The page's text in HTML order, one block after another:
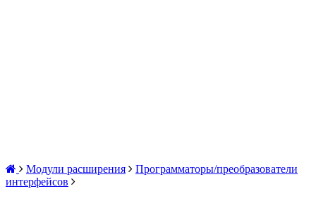
Модули расширения
Программаторы/преобразователи
интерфейсов